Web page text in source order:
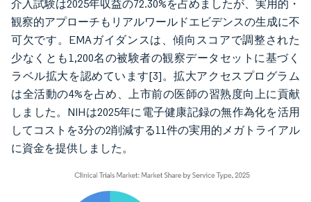
介入試験は2025年収益の72.30%を占めましたが、実用的・
観察的アプローチもリアルワールドエビデンスの生成に不
可欠です。EMAガイダンスは、傾向スコアで調整された
少なくとも1,200名の被験者の観察データセットに基づく
ラベル拡大を認めています[3]。拡大アクセスプログラム
は全活動の4%を占め、上市前の医師の習熟度向上に貢献
しました。NIHは2025年に電子健康記録の無作為化を活用
してコストを3分の2削減する11件の実用的メガトライアル
に資金を提供しました。